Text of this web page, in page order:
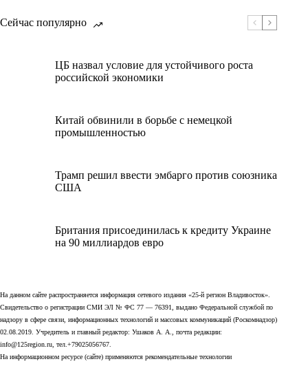
Сейчас популярно
ЦБ назвал условие для устойчивого роста
российской экономики
Китай обвинили в борьбе с немецкой
промышленностью
Трамп решил ввести эмбарго против союзника
США
Британия присоединилась к кредиту Украине
на 90 миллиардов евро
На данном сайте распространяется информация сетевого издания «25-й регион Владивосток».
Свидетельство о регистрации СМИ ЭЛ № ФС 77 — 76391, выдано Федеральной службой по
надзору в сфере связи, информационных технологий и массовых коммуникаций (Роскомнадзор)
02.08.2019. Учредитель и главный редактор: Ушаков А. А., почта редакции:
info@125region.ru, тел.+79025056767.
На информационном ресурсе (сайте) применяются рекомендательные технологии